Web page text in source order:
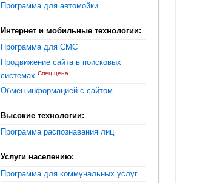
Программа для автомойки
Интернет и мобильные технологии:
Программа для СМС
Продвижение сайта в поисковых
системах Спец.цена
Обмен информацией с сайтом
Высокие технологии:
Программа распознавания лиц
Услуги населению:
Программа для коммунальных услуг